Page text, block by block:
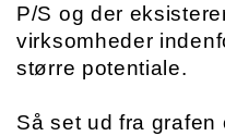
P/S og der
virksomheder
større potentiale.
Så set ud fra